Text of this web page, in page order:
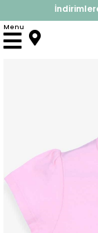
Menu
Anasayfa